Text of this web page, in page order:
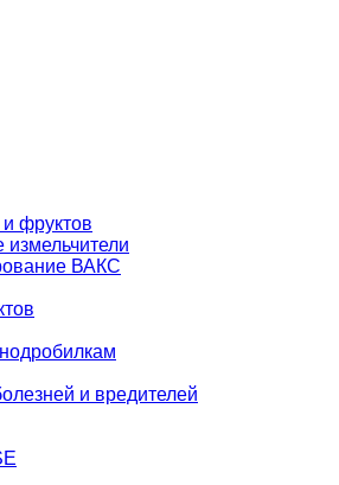
фруктов
измельчители
ВАКС
и вредителей